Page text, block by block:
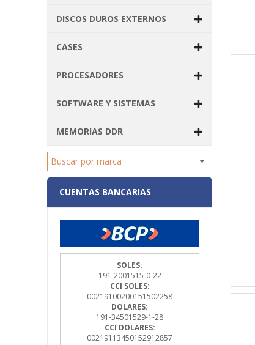
DISCOS DUROS EXTERNOS
CASES
PROCESADORES
SOFTWARE Y SISTEMAS
MEMORIAS DDR
CUENTAS BANCARIAS
SOLES:
191-2001515-0-22
CCI SOLES:
00219100200151502258
DOLARES:
191-34501529-1-28
CCI DOLARES:
00219113450152912857